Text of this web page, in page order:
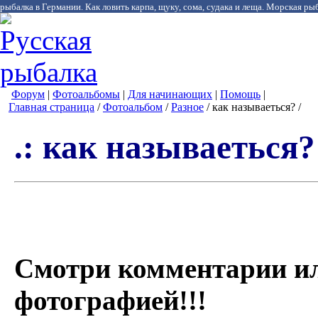
рыбалка в Германии. Как ловить карпа, щуку, сома, судака и леща. Морская
Форум | Фотоальбомы | Для начинающих | Помощь |
Главная страница /Фотоальбом /Разное / как называеться? /
.: как
Смотри комментарии
фотографией!!!